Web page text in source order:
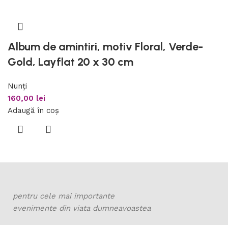
Album de amintiri, motiv Floral, Verde-
Gold, Layflat 20 x 30 cm
Nunți
160,00 lei
Adaugă în coș
pentru cele mai importante
evenimente din viata dumneavoastea